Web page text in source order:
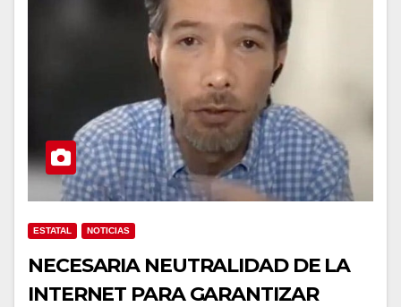
ESTATAL NOTICIAS
NECESARIA NEUTRALIDAD DE LA
INTERNET PARA GARANTIZAR